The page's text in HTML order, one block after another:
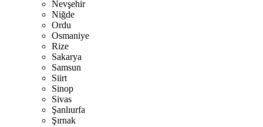
Nevşehir
Niğde
Ordu
Osmaniye
Rize
Sakarya
Samsun
Siirt
Sinop
Sivas
Şanlıurfa
Şırnak